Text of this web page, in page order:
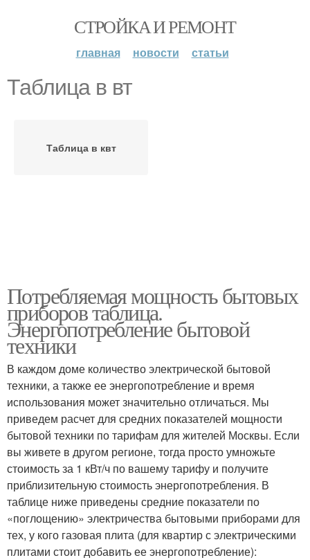
СТРОЙКА И РЕМОНТ
главная новости статьи
Таблица в вт
Таблица в квт
Потребляемая мощность бытовых
приборов таблица.
Энергопотребление бытовой
техники
В каждом доме количество электрической бытовой
техники, а также ее энергопотребление и время
использования может значительно отличаться. Мы
приведем расчет для средних показателей мощности
бытовой техники по тарифам для жителей Москвы. Если
вы живете в другом регионе, тогда просто умножьте
стоимость за 1 кВт/ч по вашему тарифу и получите
приблизительную стоимость энергопотребления. В
таблице ниже приведены средние показатели по
«поглощению» электричества бытовыми приборами для
тех, у кого газовая плита (для квартир с электрическими
плитами стоит добавить ее энергопотребление):